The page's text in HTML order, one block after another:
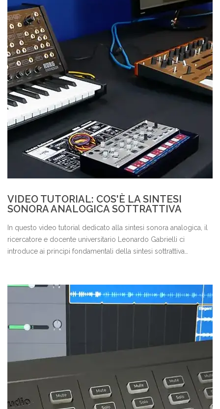
VIDEO TUTORIAL: COS'È LA SINTESI
SONORA ANALOGICA SOTTRATTIVA
In questo video tutorial dedicato alla sintesi sonora analogica, il
ricercatore e docente universitario Leonardo Gabrielli ci
introduce ai principi fondamentali della sintesi sottrattiva
volca modular (clicca qui per info/acquisto). Ciascuno di questi
declina il concetto di sintetizzatore in chiavi totalmente diverse,
che verranno mostrate attraverso alcuni esempi in questo video
corso gratuito.